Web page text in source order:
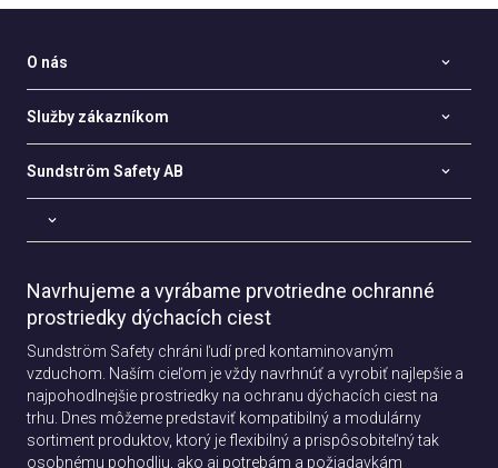
O nás
Služby zákazníkom
Sundström Safety AB
Navrhujeme a vyrábame prvotriedne ochranné
prostriedky dýchacích ciest
Sundström Safety chráni ľudí pred kontaminovaným
vzduchom. Naším cieľom je vždy navrhnúť a vyrobiť najlepšie a
najpohodlnejšie prostriedky na ochranu dýchacích ciest na
trhu. Dnes môžeme predstaviť kompatibilný a modulárny
sortiment produktov, ktorý je flexibilný a prispôsobiteľný tak
osobnému pohodliu, ako aj potrebám a požiadavkám